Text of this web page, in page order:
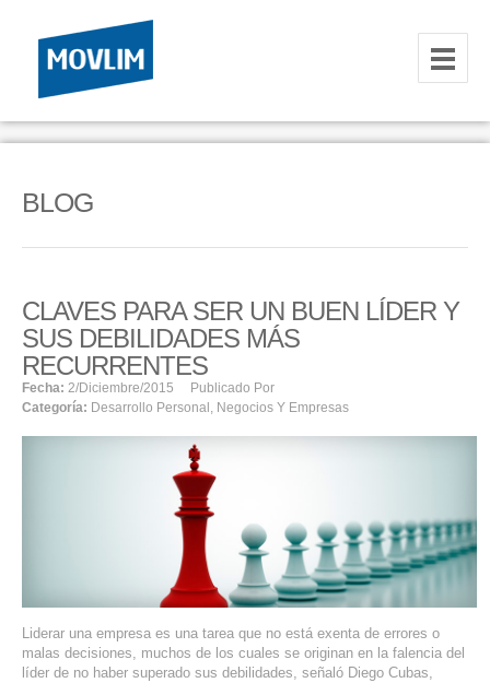
INICIO
HOSTING
HOSTING
RESELLER
SERVIDORES VPS
SERVIDORES VPS WINDOWS
SERVIDORES DEDICADOS
PAGINAS WEB PARA NEGOCIOS
PAGINA WEB CON MANEJADOR DE CONTENIDOS
BLOG
CLAVES PARA SER UN BUEN LÍDER Y
SUS DEBILIDADES MÁS
RECURRENTES
Fecha: 2/diciembre/2015
Publicado Por
Categoría: Desarrollo Personal , Negocios Y Empresas
Liderar una empresa es una tarea que no está exenta de errores o
malas decisiones, muchos de los cuales se originan en la falencia del
líder de no haber superado sus debilidades, señaló Diego Cubas,